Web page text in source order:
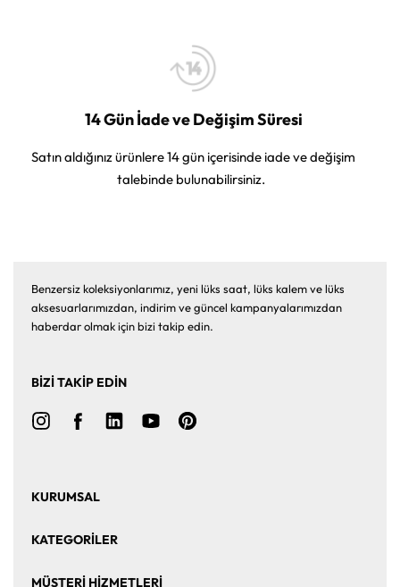
14 Gün İade ve Değişim Süresi
Satın aldığınız ürünlere 14 gün içerisinde iade ve değişim
talebinde bulunabilirsiniz.
Benzersiz koleksiyonlarımız, yeni lüks saat, lüks kalem ve lüks
aksesuarlarımızdan, indirim ve güncel kampanyalarımızdan
haberdar olmak için bizi takip edin.
BİZİ TAKİP EDİN
KURUMSAL
KATEGORİLER
MÜŞTERİ HİZMETLERİ